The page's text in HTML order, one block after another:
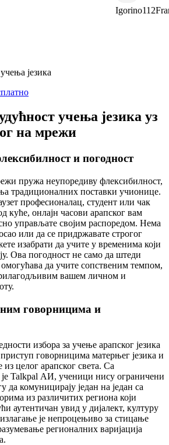
Igorino112France
језика
учења језика уз
на мрежи
и погодност
пружа неупоредиву флексибилност,
традиционалних поставки учионице.
професионалац, студент или чак
куће, онлајн часови арапског вам
управљате својим распоредом. Нема
или да се придржавате строгог
изабрати да учите у временима који
Ова погодност не само да штеди
да учите сопственим темпом,
вашем личном и
говорницима и
избора за учење арапског језика
говорницима матерњег језика и
из целог арапског света. Са
Talkpal АИ, ученици нису ограничени
комуницирају један на један са
из различитих региона који
аутентичан увид у дијалект, културу
је непроцењиво за стицање
регионалних варијација